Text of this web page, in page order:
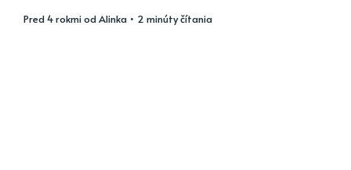
pred 4 rokmiodAlinka • 2 minúty čítania